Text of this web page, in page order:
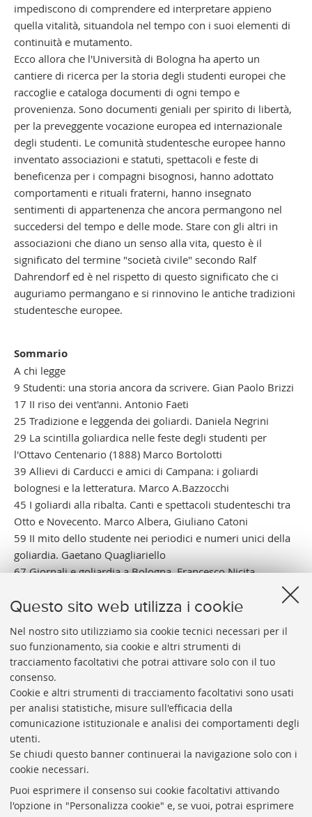
Questo sito web utilizza i cookie
Nel nostro sito utilizziamo sia cookie tecnici necessari per il
suo funzionamento, sia cookie e altri strumenti di
tracciamento facoltativi che potrai attivare solo con il tuo
consenso.
Cookie e altri strumenti di tracciamento facoltativi sono usati
per analisi statistiche, misure sull'efficacia della
comunicazione istituzionale e analisi dei comportamenti degli
utenti.
Se chiudi questo banner continuerai la navigazione solo con i
cookie necessari.
Puoi esprimere il consenso sui cookie facoltativi attivando
l'opzione in "Personalizza cookie" e, se vuoi, potrai esprimere
impediscono di comprendere ed interpretare appieno
quella vitalità, situandola nel tempo con i suoi elementi di
continuità e mutamento.
Ecco allora che l'Università di Bologna ha aperto un
cantiere di ricerca per la storia degli studenti europei che
raccoglie e cataloga documenti di ogni tempo e
provenienza. Sono documenti geniali per spirito di libertà,
per la preveggente vocazione europea ed internazionale
degli studenti. Le comunità studentesche europee hanno
inventato associazioni e statuti, spettacoli e feste di
beneficenza per i compagni bisognosi, hanno adottato
comportamenti e rituali fraterni, hanno insegnato
sentimenti di appartenenza che ancora permangono nel
succedersi del tempo e delle mode. Stare con gli altri in
associazioni che diano un senso alla vita, questo è il
significato del termine "società civile" secondo Ralf
Dahrendorf ed è nel rispetto di questo significato che ci
auguriamo permangano e si rinnovino le antiche tradizioni
studentesche europee.
Sommario
A chi legge
9 Studenti: una storia ancora da scrivere. Gian Paolo Brizzi
17 II riso dei vent'anni. Antonio Faeti
25 Tradizione e leggenda dei goliardi. Daniela Negrini
29 La scintilla goliardica nelle feste degli studenti per
l'Ottavo Centenario (1888) Marco Bortolotti
39 Allievi di Carducci e amici di Campana: i goliardi
bolognesi e la letteratura. Marco A.Bazzocchi
45 I goliardi alla ribalta. Canti e spettacoli studenteschi tra
Otto e Novecento. Marco Albera, Giuliano Catoni
59 II mito dello studente nei periodici e numeri unici della
goliardia. Gaetano Quagliariello
67 Giornali e goliardia a Bologna. Francesco Nicita
83 CATALOGO a cura di Daniela Negrini, Gloria Barbieri,
avvertenze Daniela Negrini
85 Schede
Responsabile scientifico: prof. Roberto Balzani